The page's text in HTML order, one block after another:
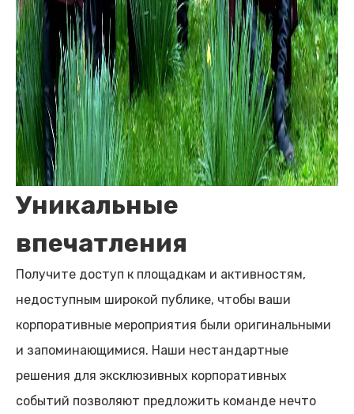
Уникальные
впечатления
Получите доступ к площадкам и активностям,
недоступным широкой публике, чтобы ваши
корпоративные мероприятия были оригинальными
и запоминающимися. Наши нестандартные
решения для эксклюзивных корпоративных
событий позволяют предложить команде нечто